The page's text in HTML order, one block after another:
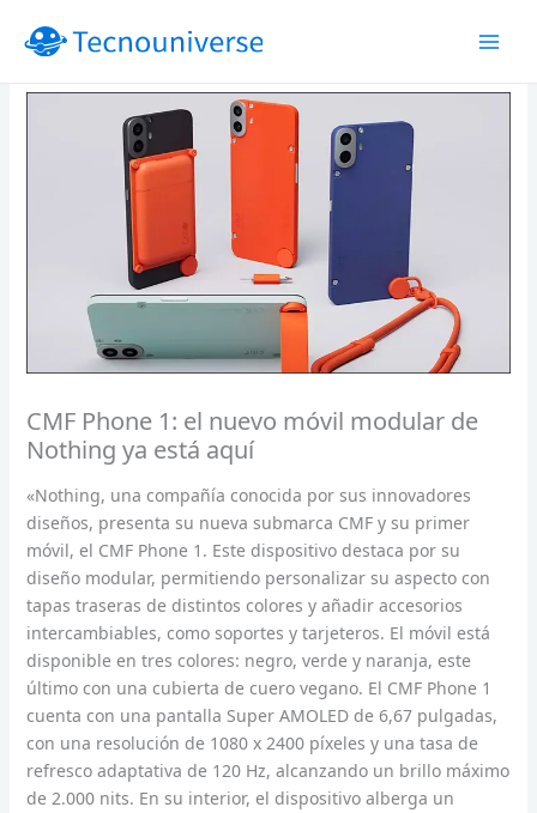
CMF Phone 1: el nuevo móvil modular de
Nothing ya está aquí
«Nothing, una compañía conocida por sus innovadores
diseños, presenta su nueva submarca CMF y su primer
móvil, el CMF Phone 1. Este dispositivo destaca por su
diseño modular, permitiendo personalizar su aspecto con
tapas traseras de distintos colores y añadir accesorios
intercambiables, como soportes y tarjeteros. El móvil está
disponible en tres colores: negro, verde y naranja, este
último con una cubierta de cuero vegano. El CMF Phone 1
cuenta con una pantalla Super AMOLED de 6,67 pulgadas,
con una resolución de 1080 x 2400 píxeles y una tasa de
refresco adaptativa de 120 Hz, alcanzando un brillo máximo
de 2.000 nits. En su interior, el dispositivo alberga un